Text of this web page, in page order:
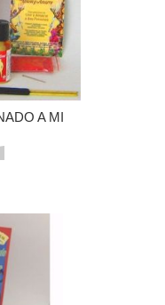
A MI